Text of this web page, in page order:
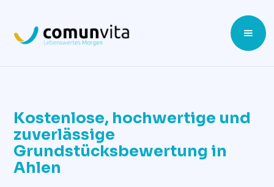
Kostenlose, hochwertige und
zuverlässige
Grundstücksbewertung in
Ahlen